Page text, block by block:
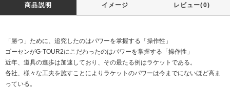
商品説明 イメージ レビュー(0)
「勝つ」ために、追究したのはパワーを掌握する「操作性」
ゴーセンがG-TOUR2にこだわったのはパワーを掌握する「操作性」
近年、道具の進歩は加速しており、その最たる例はラケットである。
各社、様々な工夫を施すことによりラケットのパワーは今までにないほど高ま
っている。